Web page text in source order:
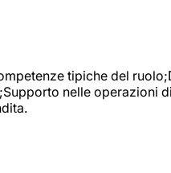
tipiche del
nelle operazioni